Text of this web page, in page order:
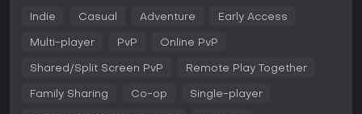
voz. A detecção de pitch dá feedback imediato, premiando
precisão com pontos e bônus por floreios criativos. Dá
sessões em grupo. Opções de customização deixam você
pessoal às apresentações. O sistema suporta faixas de
Indie Casual Adventure Early Access
Multi-player PvP Online PvP
Shared/Split Screen PvP Remote Play Together
Family Sharing Co-op Single-player